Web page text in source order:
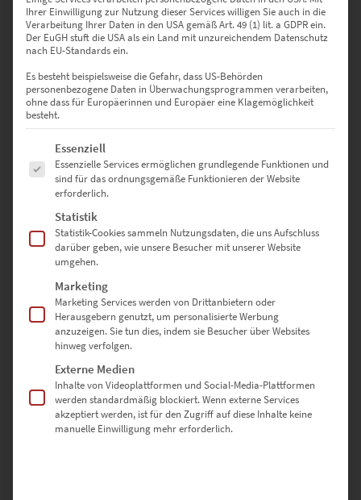
EZ00058 I Amsterdam
€24,90
Lieferzeit: ca. 10 Werktage
Ihrer Einwilligung zur Nutzung dieser Services willigen Sie auch in die
Verarbeitung Ihrer Daten in den USA gemäß Art. 49 (1) lit. a GDPR ein.
Der EuGH stuft die USA als ein Land mit unzureichendem Datenschutz
nach EU-Standards ein.
Es besteht beispielsweise die Gefahr, dass US-Behörden
personenbezogene Daten in Überwachungsprogrammen verarbeiten,
ohne dass für Europäerinnen und Europäer eine Klagemöglichkeit
besteht.
Es folgt eine Liste der Service-Gruppen, für die eine Einwilligung
Essenziell
Essenzielle Services ermöglichen grundlegende Funktionen und
sind für das ordnungsgemäße Funktionieren der Website
erforderlich.
Statistik
Statistik-Cookies sammeln Nutzungsdaten, die uns Aufschluss
darüber geben, wie unsere Besucher mit unserer Website
umgehen.
Marketing
Marketing Services werden von Drittanbietern oder
Herausgebern genutzt, um personalisierte Werbung
anzuzeigen. Sie tun dies, indem sie Besucher über Websites
hinweg verfolgen.
Externe Medien
Inhalte von Videoplattformen und Social-Media-Plattformen
werden standardmäßig blockiert. Wenn externe Services
akzeptiert werden, ist für den Zugriff auf diese Inhalte keine
manuelle Einwilligung mehr erforderlich.